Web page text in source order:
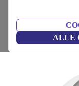
ALLE
Intex Krystal
wit/grijs